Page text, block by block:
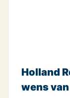
Holland
wens